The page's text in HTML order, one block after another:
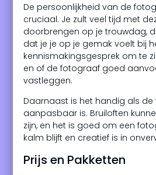
De persoonlijkheid van de
cruciaal. Je zult veel tijd met
doorbrengen op je trouwdag,
dat je je op je gemak voelt bij
kennismakingsgesprek om te
en of de fotograaf goed
vastleggen.
Daarnaast is het handig als de
aanpasbaar is. Bruiloften
zijn, en het is goed om een
kalm blijft en creatief is in
Prijs en Pakketten